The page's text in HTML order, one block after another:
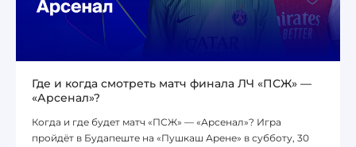
Где и когда смотреть матч финала ЛЧ «ПСЖ» —
«Арсенал»?
Когда и где будет матч «ПСЖ» — «Арсенал»? Игра
пройдёт в Будапеште на «Пушкаш Арене» в субботу, 30